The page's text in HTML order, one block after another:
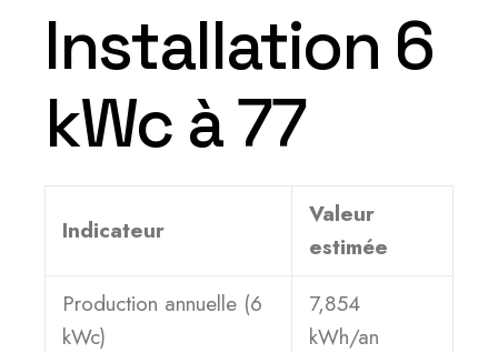
Installation 6
kWc à 77
Indicateur
Valeur
estimée
Production annuelle (6
kWc)
7,854
kWh/an